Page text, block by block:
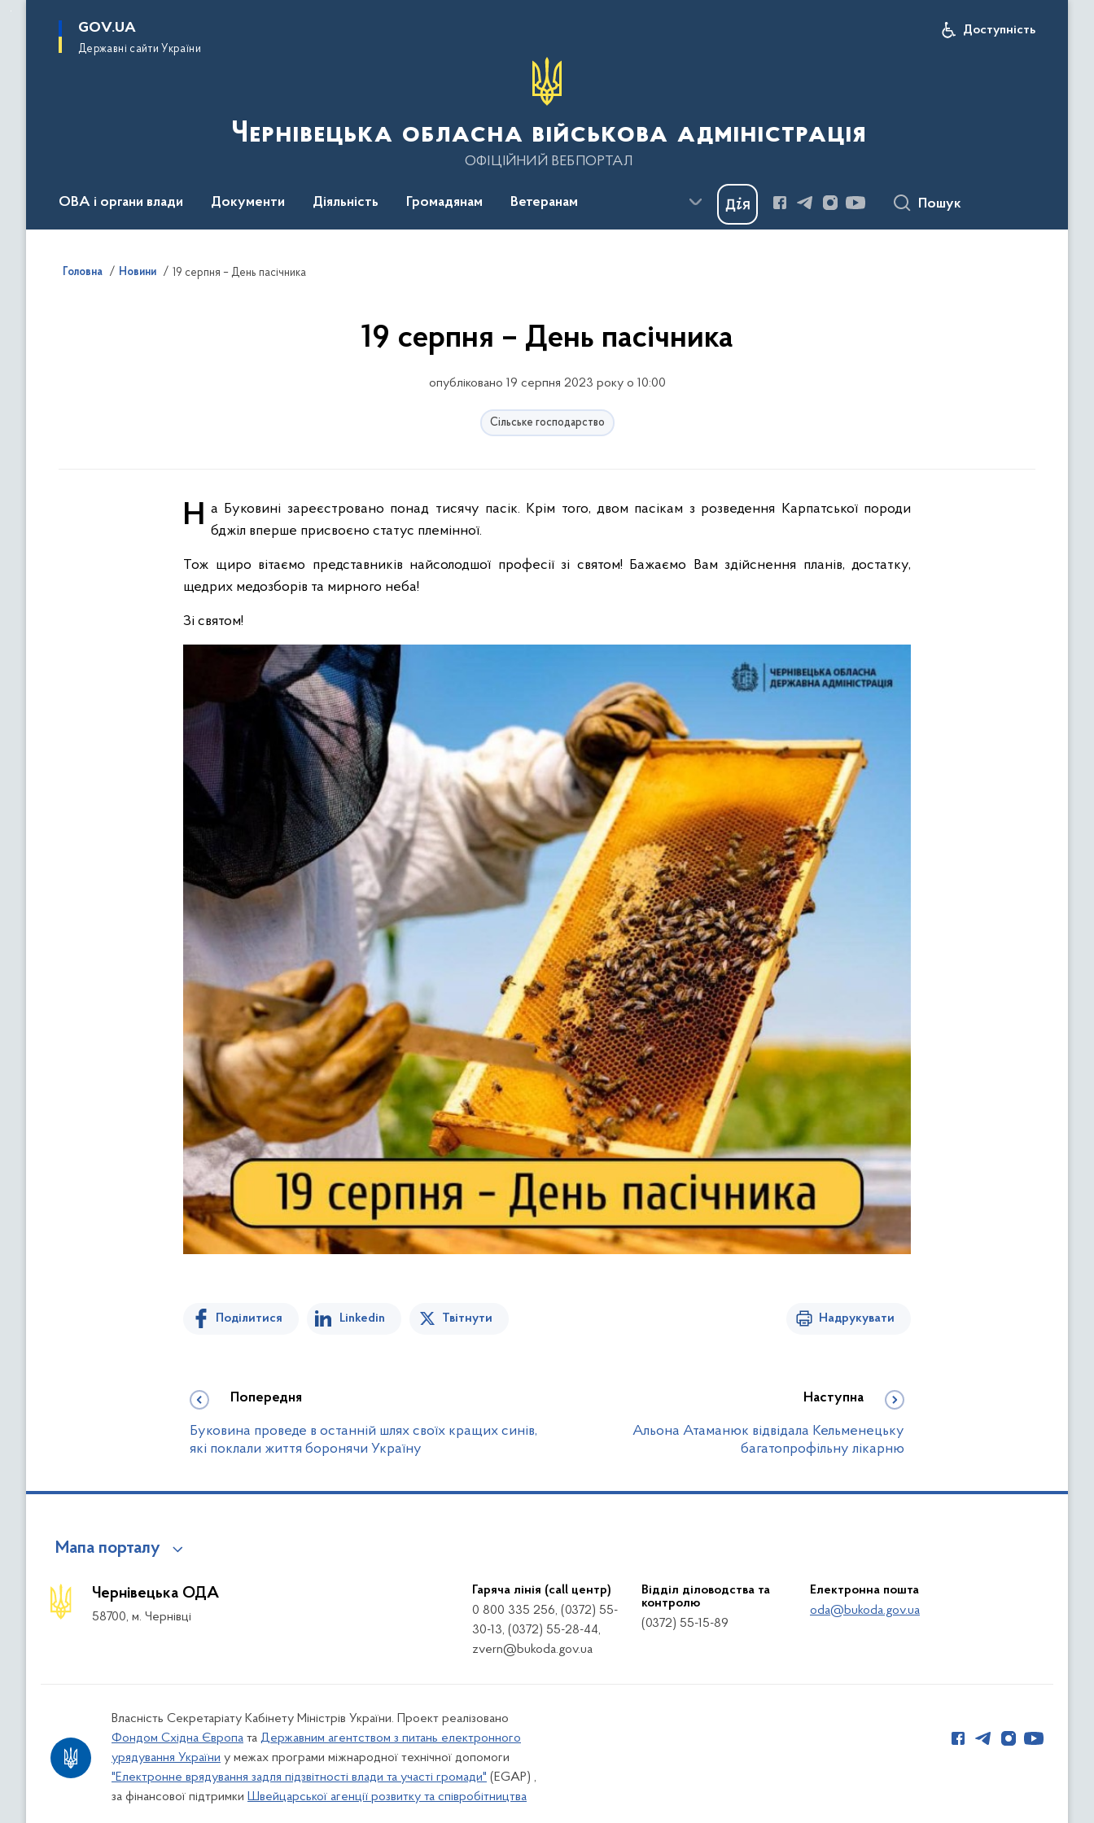
основного
GOV.UA
Державні сайти України
Доступність
Чернівецька обласна військова адміністрація
ОФІЦІЙНИЙ ВЕБПОРТАЛ
ОВА і органи влади Документи Діяльність Громадянам Ветеранам Пошук
Головна Новини 19 серпня – День пасічника
19 серпня – День пасічника
опубліковано 19 серпня 2023 року о 10:00
Сільське господарство
На Буковині зареєстровано понад тисячу пасік. Крім того, двом пасікам з розведення Карпатської породи бджіл вперше присвоєно статус племінної.
Тож щиро вітаємо представників найсолодшої професії зі святом! Бажаємо Вам здійснення планів, достатку,
щедрих медозборів та мирного неба!
Зі святом!
Поділитися Linkedin Твітнути Надрукувати
Попередня
Буковина проведе в останній шлях своїх кращих синів,
які поклали життя боронячи Україну
Наступна
Альона Атаманюк відвідала Кельменецьку
багатопрофільну лікарню
Мапа порталу
Чернівецька ОДА
58700, м. Чернівці
Гаряча лінія (call центр)
0 800 335 256, (0372) 55-
30-13, (0372) 55-28-44,
zvern@bukoda.gov.ua
Відділ діловодства та
контролю
(0372) 55-15-89
Електронна пошта
oda@bukoda.gov.ua
Власність Секретаріату Кабінету Міністрів України. Проект реалізовано
Фондом Східна Європа та Державним агентством з питань електронного
урядування України у межах програми міжнародної технічної допомоги
"Електронне врядування задля підзвітності влади та участі громади" (EGAP) ,
за фінансової підтримки Швейцарської агенції розвитку та співробітництва